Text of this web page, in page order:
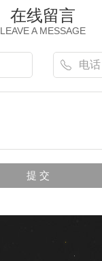
在线留言
LEAVE A MESSAGE